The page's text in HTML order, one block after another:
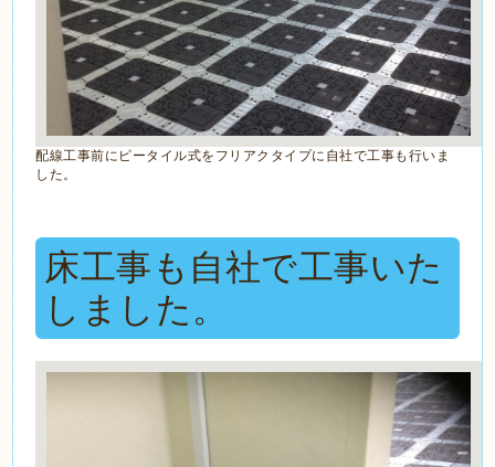
配線工事前にピータイル式をフリアクタイプに自社で工事も行いま
した。
床工事も自社で工事いた
しました。